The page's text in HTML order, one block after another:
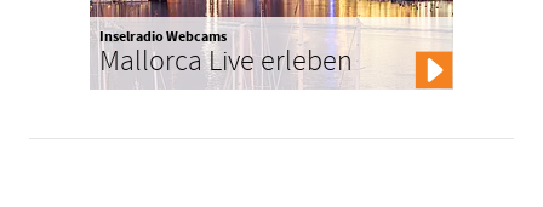
Inselradio Webcams
Mallorca Live erleben